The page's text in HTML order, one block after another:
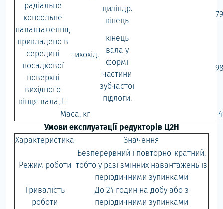
радіальне
консольне
навантаження,
прикладено в
середині
посадкової
поверхні
вихідного
кінця вала, Н
тихохід.
циліндр.
кінець
кінець
вала у
формі
частини
зубчастої
підлоги.
Маса, кг
Умови експлуатації редукторів Ц2Н
Характеристика
Значення
Режим роботи
Безперервний і повторно-кратний,
тобто у разі змінних навантажень із
періодичними зупинками
Тривалість
роботи
До 24 годин на добу або з
періодичними зупинками